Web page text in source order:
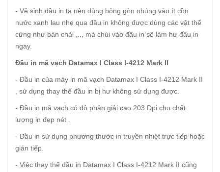
- Vệ sinh đầu in ta nên dùng bông gòn nhúng vào ít cồn
nước xanh lau nhẹ qua đầu in không được dùng các vật thể
cứng như bàn chải ,.., mà chùi vào đầu in sẽ làm hư đầu in
ngay.
Đầu in mã vạch Datamax I Class I-4212 Mark II
- Đầu in của máy in mã vạch Datamax I Class I-4212 Mark II
, sử dụng thay thế đầu in bị hư không sử dụng được.
- Đầu in mã vạch có độ phân giải cao 203 Dpi cho chất
lượng in đẹp nét .
- Đầu in sử dụng phương thước in truyền nhiệt trực tiếp hoặc
gián tiếp.
- Việc thay thế đầu in Datamax I Class I-4212 Mark II cũng